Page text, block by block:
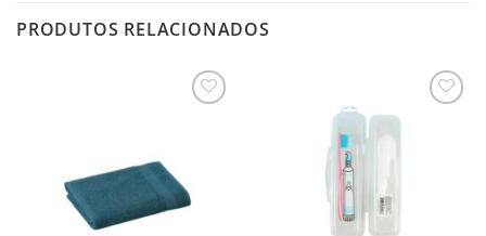
PRODUTOS RELACIONADOS